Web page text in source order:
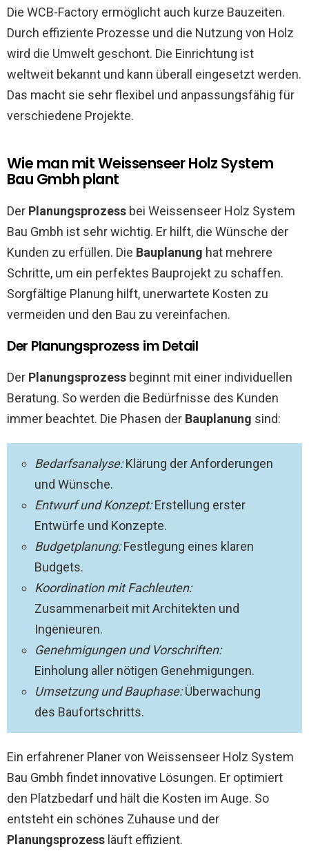
Die WCB-Factory ermöglicht auch kurze Bauzeiten.
Durch effiziente Prozesse und die Nutzung von Holz
wird die Umwelt geschont. Die Einrichtung ist
weltweit bekannt und kann überall eingesetzt werden.
Das macht sie sehr flexibel und anpassungsfähig für
verschiedene Projekte.
Wie man mit Weissenseer Holz System
Bau Gmbh plant
Der Planungsprozess bei Weissenseer Holz System
Bau Gmbh ist sehr wichtig. Er hilft, die Wünsche der
Kunden zu erfüllen. Die Bauplanung hat mehrere
Schritte, um ein perfektes Bauprojekt zu schaffen.
Sorgfältige Planung hilft, unerwartete Kosten zu
vermeiden und den Bau zu vereinfachen.
Der Planungsprozess im Detail
Der Planungsprozess beginnt mit einer individuellen
Beratung. So werden die Bedürfnisse des Kunden
immer beachtet. Die Phasen der Bauplanung sind:
Bedarfsanalyse:Klärung der Anforderungen
und Wünsche.
Entwurf und Konzept:Erstellung erster
Entwürfe und Konzepte.
Budgetplanung:Festlegung eines klaren
Budgets.
Koordination mit Fachleuten:
Zusammenarbeit mit Architekten und
Ingenieuren.
Genehmigungen und Vorschriften:
Einholung aller nötigen Genehmigungen.
Umsetzung und Bauphase:Überwachung
des Baufortschritts.
Ein erfahrener Planer von Weissenseer Holz System
Bau Gmbh findet innovative Lösungen. Er optimiert
den Platzbedarf und hält die Kosten im Auge. So
entsteht ein schönes Zuhause und der
Planungsprozess läuft effizient.